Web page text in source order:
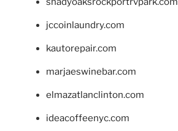
jccoinlaundry.com
kautorepair.com
marjaeswinebar.com
elmazatlanclinton.com
ideacoffeenyc.com